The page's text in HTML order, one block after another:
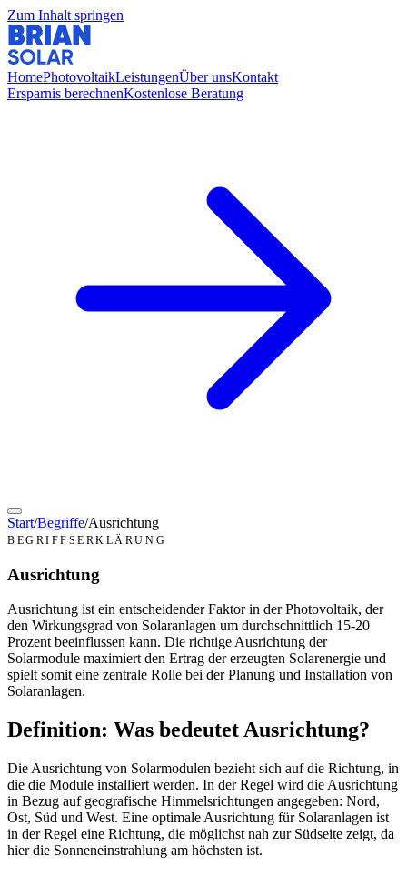
Zum Inhalt springen
HomePhotovoltaikLeistungenÜber unsKontakt
Ersparnis berechnenKostenlose Beratung
Start/Begriffe/Ausrichtung
BEGRIFFSERKLÄRUNG
Ausrichtung
Ausrichtung ist ein entscheidender Faktor in der Photovoltaik, der
den Wirkungsgrad von Solaranlagen um durchschnittlich 15-20
Prozent beeinflussen kann. Die richtige Ausrichtung der
Solarmodule maximiert den Ertrag der erzeugten Solarenergie und
spielt somit eine zentrale Rolle bei der Planung und Installation von
Solaranlagen.
Definition: Was bedeutet Ausrichtung?
Die Ausrichtung von Solarmodulen bezieht sich auf die Richtung, in
die die Module installiert werden. In der Regel wird die Ausrichtung
in Bezug auf geografische Himmelsrichtungen angegeben: Nord,
Ost, Süd und West. Eine optimale Ausrichtung für Solaranlagen ist
in der Regel eine Richtung, die möglichst nah zur Südseite zeigt, da
hier die Sonneneinstrahlung am höchsten ist.